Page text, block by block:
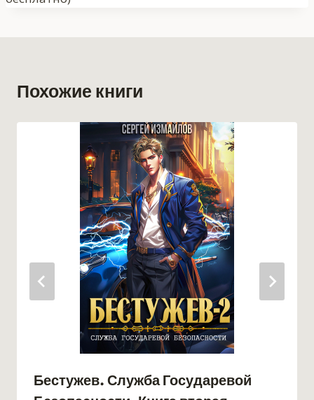
Похожие книги
Бестужев. Служба Государевой